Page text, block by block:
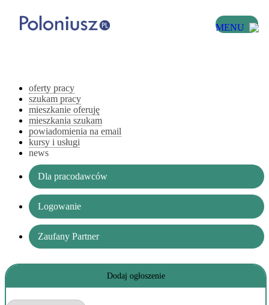
MENU
oferty pracy
szukam pracy
mieszkanie oferuję
mieszkania szukam
powiadomienia na email
kursy i usługi
news
Dla pracodawców
Logowanie
Zaufany Partner
Dodaj ogłoszenie